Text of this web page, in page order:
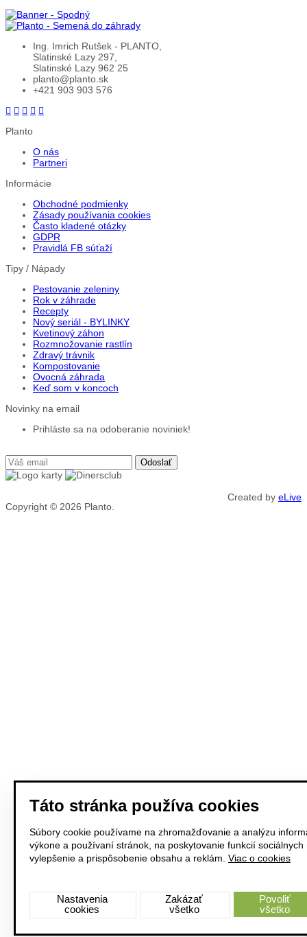
Ing. Imrich Rutšek - PLANTO,
Slatinské Lazy 297,
Slatinské Lazy 962 25
planto@planto.sk
+421 903 903 576
Planto
O nás
Partneri
Informácie
Obchodné podmienky
Zásady používania cookies
Často kladené otázky
GDPR
Pravidlá FB súťaží
Tipy / Nápady
Pestovanie zeleniny
Rok v záhrade
Recepty
Nový seriál - BYLINKY
Kvetinový záhon
Rozmnožovanie rastlín
Zdravý trávnik
Kompostovanie
Ovocná záhrada
Keď som v koncoch
Novinky na email
Prihláste sa na odoberanie noviniek!
Copyright © 2026 Planto.
Created by eLive
Táto stránka používa cookies
Súbory cookie používame na zhromažďovanie a analýzu
výkone a používaní stránok, na poskytovanie funkcií sociálnych
vylepšenie a prispôsobenie obsahu a reklám. Viac o cookies
Nastavenia
cookies
Zakázať
všetko
Povoliť
všetko